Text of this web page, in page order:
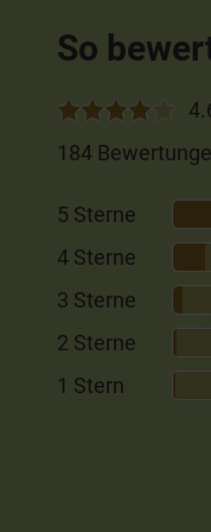
So
184
5 Sterne
4 Sterne
3 Sterne
2 Sterne
1 Stern